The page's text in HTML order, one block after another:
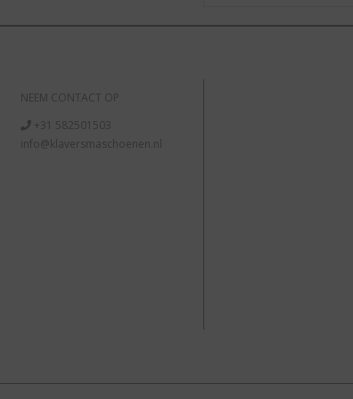
NEEM CONTACT OP
+31 582501503
info@klaversmaschoenen.nl